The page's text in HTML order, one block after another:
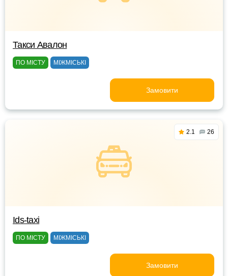
Такси Авалон
ПО МІСТУ МІЖМІСЬКІ
Замовити
2.1 26
Ids-taxi
ПО МІСТУ МІЖМІСЬКІ
Замовити